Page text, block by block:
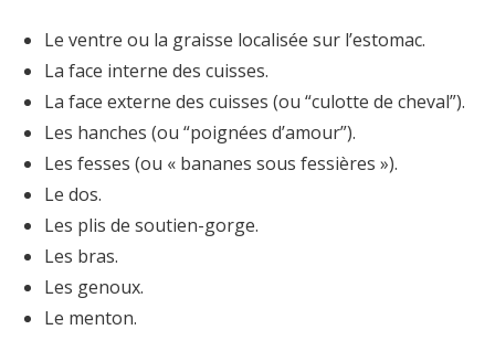
Le ventre ou la graisse localisée sur l’estomac.
La face interne des cuisses.
La face externe des cuisses (ou “culotte de cheval”).
Les hanches (ou “poignées d’amour”).
Les fesses (ou « bananes sous fessières »).
Le dos.
Les plis de soutien-gorge.
Les bras.
Les genoux.
Le menton.